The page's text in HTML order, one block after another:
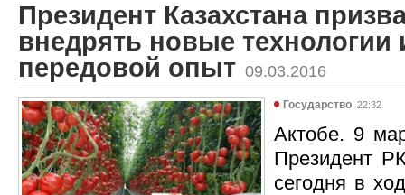
Президент Казахстана
внедрять новые технологии
передовой опыт 09.03.2016
Государство 22:32
Актобе. 9
Президент
сегодня в